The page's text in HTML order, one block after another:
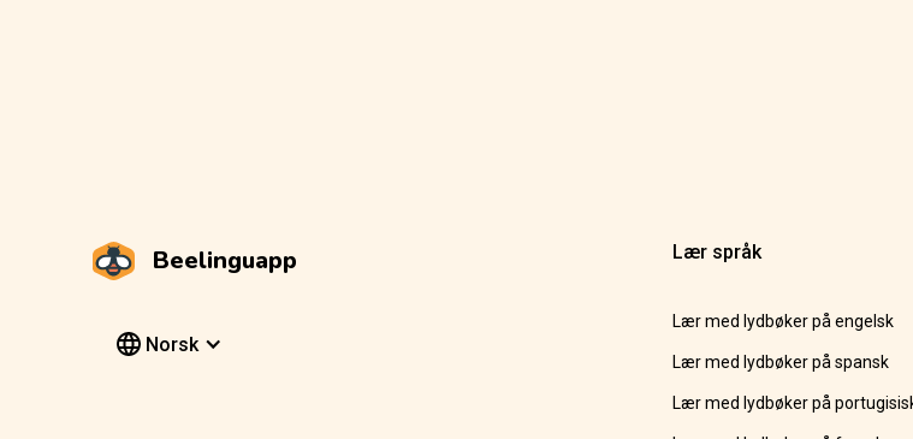
Beelinguapp
Norsk
Lær språk
Lær med lydbøker på engelsk
Lær med lydbøker på spansk
Lær med lydbøker på